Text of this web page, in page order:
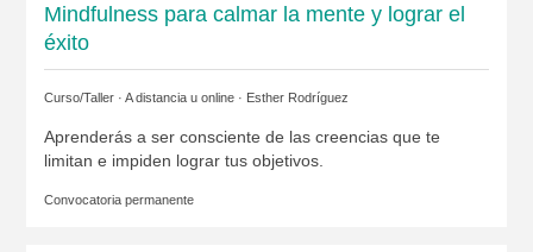
Mindfulness para calmar la mente y lograr el
éxito
Curso/Taller · A distancia u online · Esther Rodríguez
Aprenderás a ser consciente de las creencias que te
limitan e impiden lograr tus objetivos.
Convocatoria permanente